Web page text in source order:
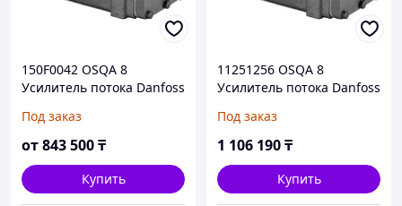
150F0042 OSQA 8
Усилитель потока Danfoss
Под заказ
от843 500₸
Купить
11251256 OSQA 8
Усилитель потока Danfoss
Под заказ
1 106 190₸
Купить